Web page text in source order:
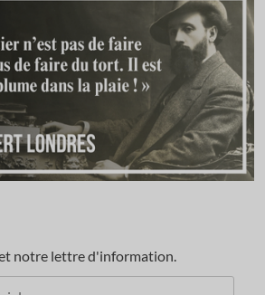
notre lettre d'information.